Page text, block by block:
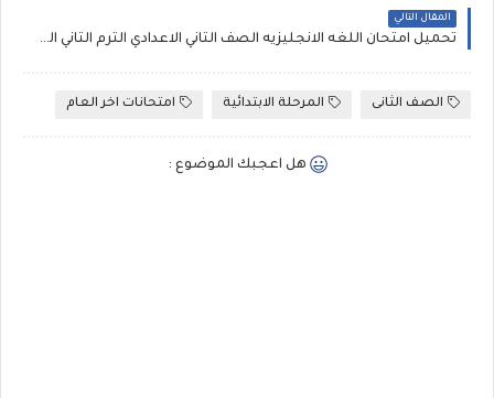
المقال التالي
تحميل امتحان اللغه الانجليزيه الصف الثاني الاعدادي الترم الثاني المنهج الجديد محافظة الفيوم
الصف الثانى المرحلة الابتدائية امتحانات اخر العام
هل اعجبك الموضوع :